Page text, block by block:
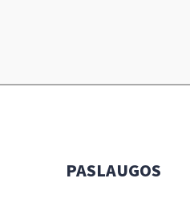
PASLAUGOS